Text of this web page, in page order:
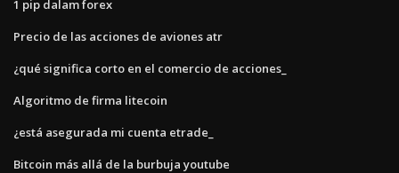
1 pip dalam forex
Precio de las acciones de aviones atr
¿qué significa corto en el comercio de acciones_
Algoritmo de firma litecoin
¿está asegurada mi cuenta etrade_
Bitcoin más allá de la burbuja youtube